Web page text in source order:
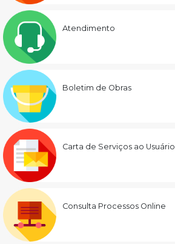
Atendimento
Boletim de Obras
Carta de Serviços ao Usuário
Consulta Processos Online